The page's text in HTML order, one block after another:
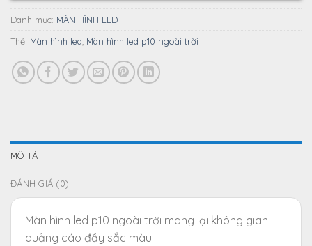
Danh mục: MÀN HÌNH LED
Thẻ: Màn hình led Màn hình led p10 ngoài trời
MÔ TẢ
ĐÁNH GIÁ (0)
Màn hình led p10 ngoài trời mang lại không gian
quảng cáo đầy sắc màu